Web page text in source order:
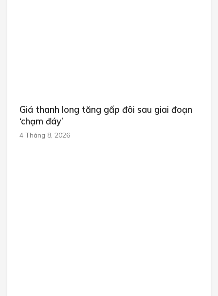
Giá thanh long tăng gấp đôi sau giai đoạn
‘chạm đáy’
4 Tháng 8, 2026